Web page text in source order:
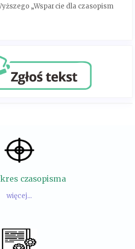
„Wsparcie dla czasopism
czasopisma
więcej...